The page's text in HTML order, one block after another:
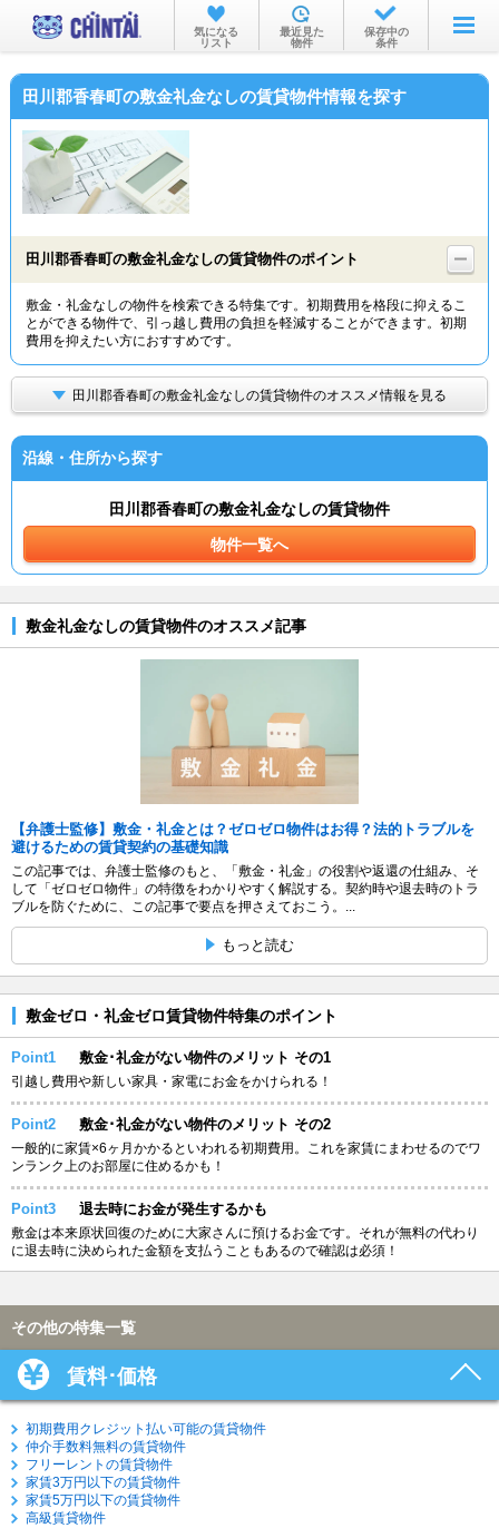
お部屋を探す
沿線・駅から
物件特集から
TOP
気になる
リスト
最近見た
物件
保存中の
条件
田川郡香春町の敷金礼金なしの賃貸物件情報を探す
田川郡香春町の敷金礼金なしの賃貸物件のポイント
敷金・礼金なしの物件を検索できる特集です。初期費用を格段に抑えるこ
とができる物件で、引っ越し費用の負担を軽減することができます。初期
費用を抑えたい方におすすめです。
田川郡香春町の敷金礼金なしの賃貸物件のオススメ情報を見る
沿線・住所から探す
田川郡香春町の敷金礼金なしの賃貸物件
物件一覧へ
敷金礼金なしの賃貸物件のオススメ記事
【弁護士監修】敷金・礼金とは？ゼロゼロ物件はお得？法的トラブルを
避けるための賃貸契約の基礎知識
この記事では、弁護士監修のもと、「敷金・礼金」の役割や返還の仕組み、そ
して「ゼロゼロ物件」の特徴をわかりやすく解説する。契約時や退去時のトラ
ブルを防ぐために、この記事で要点を押さえておこう。...
もっと読む
敷金ゼロ・礼金ゼロ賃貸物件特集のポイント
Point1 敷金･礼金がない物件のメリット その1
引越し費用や新しい家具・家電にお金をかけられる！
Point2 敷金･礼金がない物件のメリット その2
一般的に家賃×6ヶ月かかるといわれる初期費用。これを家賃にまわせるのでワ
ンランク上のお部屋に住めるかも！
Point3 退去時にお金が発生するかも
敷金は本来原状回復のために大家さんに預けるお金です。それが無料の代わり
に退去時に決められた金額を支払うこともあるので確認は必須！
その他の特集一覧
賃料･価格
初期費用クレジット払い可能の賃貸物件
仲介手数料無料の賃貸物件
フリーレントの賃貸物件
家賃3万円以下の賃貸物件
家賃5万円以下の賃貸物件
高級賃貸物件